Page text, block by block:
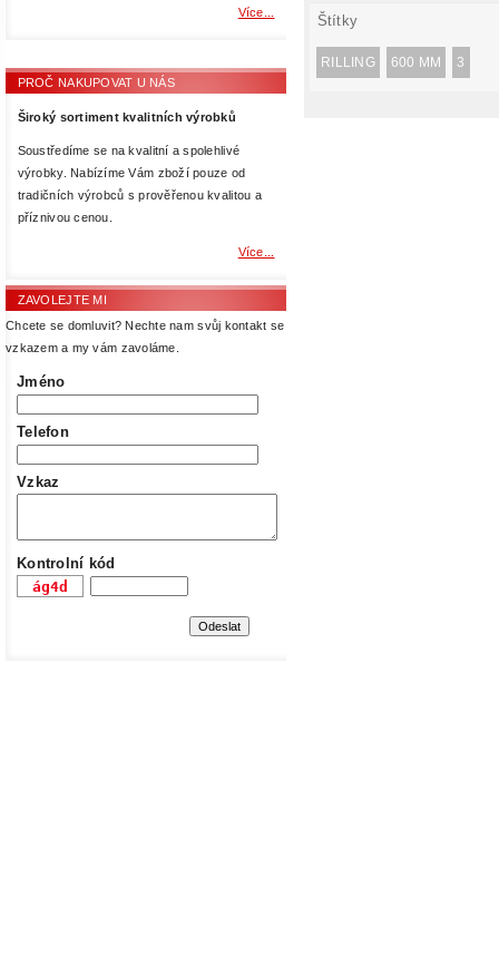
Více...
PROČ NAKUPOVAT U NÁS
Široký sortiment kvalitních výrobků
Soustředíme se na kvalitní a spolehlivé
výrobky. Nabízíme Vám zboží pouze od
tradičních výrobců s prověřenou kvalitou a
příznivou cenou.
Více...
ZAVOLEJTE MI
Chcete se domluvit? Nechte nam svůj kontakt se
vzkazem a my vám zavoláme.
Jméno
Telefon
Vzkaz
Kontrolní kód
Štítky
RILLING 600 MM 3